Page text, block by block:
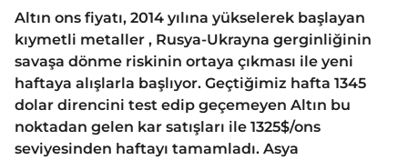
ı
l
a
g
o
a
g
o
Altın ons fiyatı, 2014 yılına yükselerek başlayan
kıymetli metaller , Rusya-Ukrayna gerginliğinin
savaşa dönme riskinin ortaya çıkması ile yeni
haftaya alışlarla başlıyor. Geçtiğimiz hafta 1345
dolar direncini test edip geçemeyen Altın bu
noktadan gelen kar satışları ile 1325$/ons
seviyesinden haftayı tamamladı. Asya